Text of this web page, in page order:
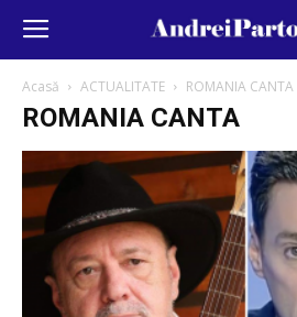
Acasă ACTUALITATE ROMANIA CANTA
ROMANIA CANTA